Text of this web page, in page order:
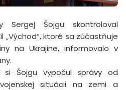
Sergej Šojgu skontroloval
ktoré sa zúčastňuje
na Ukrajine, informovalo v
si Šojgu vypočul správy od
situácii na zemi a